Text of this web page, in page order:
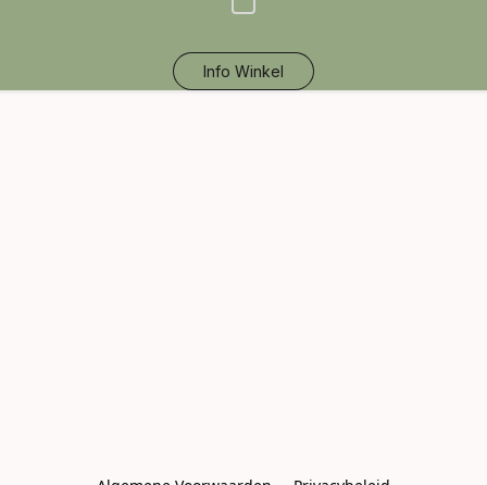
Info Winkel